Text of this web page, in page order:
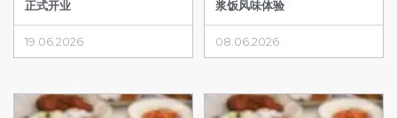
正式开业
19.06.2026
浆饭风味体验
08.06.2026